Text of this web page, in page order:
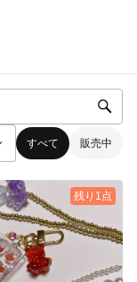
すべて 販売中
残り1点